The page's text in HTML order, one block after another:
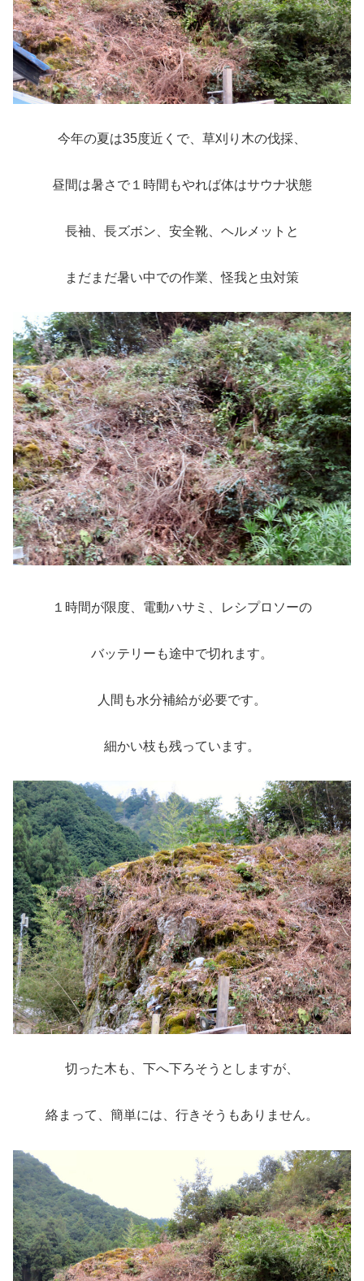
今年の夏は35度近くで、草刈り木の伐採、
昼間は暑さで１時間もやれば体はサウナ状態
長袖、長ズボン、安全靴、ヘルメットと
まだまだ暑い中での作業、怪我と虫対策
１時間が限度、電動ハサミ、レシプロソーの
バッテリーも途中で切れます。
人間も水分補給が必要です。
細かい枝も残っています。
切った木も、下へ下ろそうとしますが、
絡まって、簡単には、行きそうもありません。